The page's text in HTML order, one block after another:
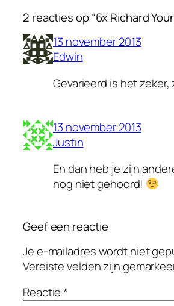
2 reacties op “6x Richard
13 november 2013
Edwin
Gevarieerd is het zeker,
13 november 2013
Justin
En dan heb je zijn
nog niet gehoord!
Geef een reactie
Je e-mailadres wordt niet
Vereiste velden zijn
Reactie*